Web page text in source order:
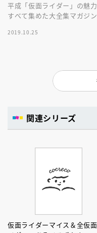
平成「仮面ライダー」の魅
すべて集めた大全集マガジン
登場。１冊で５巻分をファイ
2019.10.25
関連シリーズ
仮面ライダーマイス＆全仮